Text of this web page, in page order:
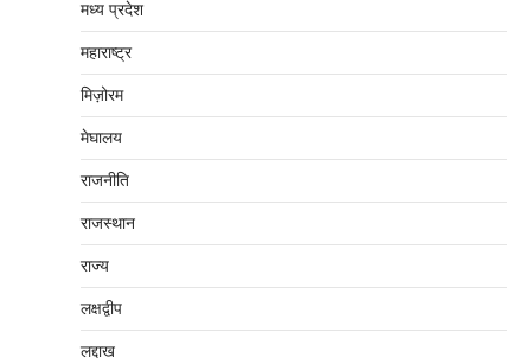
मध्‍य प्रदेश
महाराष्‍ट्र
मिज़ोरम
मेघालय
राजनीति
राजस्थान
राज्य
लक्षद्वीप
लद्दाख